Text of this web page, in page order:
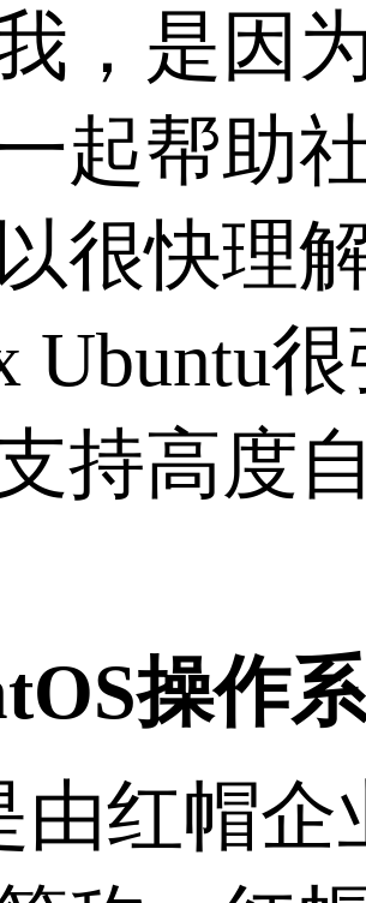
，是因
起帮助
很快理
Ubuntu
持高度
操作
由红帽企